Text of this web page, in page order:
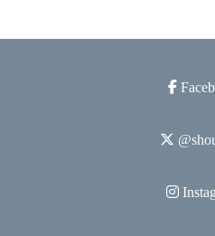
twitter